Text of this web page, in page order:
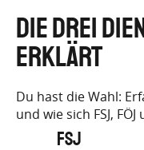
Die drei
erklärt
Du hast die Wahl:
und wie sich FSJ,
FSJ